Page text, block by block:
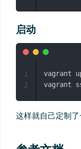
启动
vagrant
1
2
这样就自己定制了